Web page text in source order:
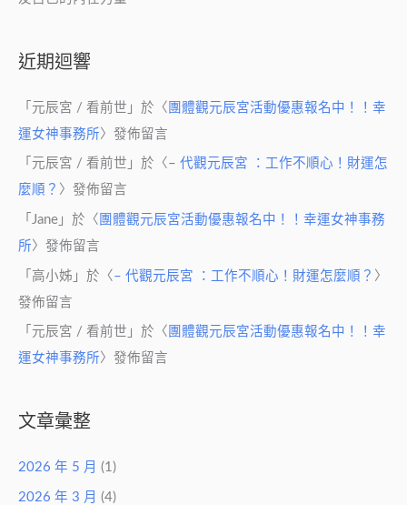
近期迴響
「 元辰宮 / 看前世 」於〈 團體觀元辰宮活動優惠報名中！！幸
運女神事務所 〉發佈留言
「 元辰宮 / 看前世 」於〈 – 代觀元辰宮 ：工作不順心！財運怎
麼順？ 〉發佈留言
「 Jane 」於〈 團體觀元辰宮活動優惠報名中！！幸運女神事務
所〉發佈留言
「 高小姊 」於〈 – 代觀元辰宮 ：工作不順心！財運怎麼順？ 〉
發佈留言
「 元辰宮 / 看前世 」於〈 團體觀元辰宮活動優惠報名中！！幸
運女神事務所〉發佈留言
文章彙整
2026 年 5 月 (1)
2026 年 3 月 (4)